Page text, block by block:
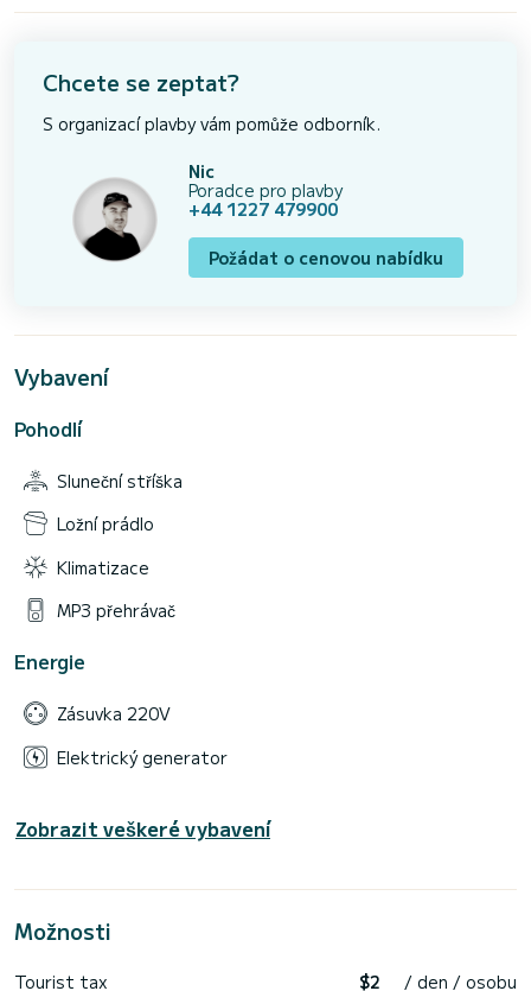
Chcete se zeptat?
S organizací plavby vám pomůže odborník.
Nic
Poradce pro plavby
+44 1227 479900
Požádat o cenovou nabídku
Vybavení
Pohodlí
Sluneční stříška
Ložní prádlo
Klimatizace
MP3 přehrávač
Energie
Zásuvka 220V
Elektrický generator
Zobrazit veškeré vybavení
Možnosti
Tourist tax $2 / den / osobu